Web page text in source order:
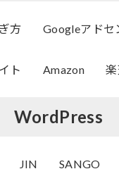
方 Googleアドセ
ト Amazon
WordPress
JIN SANGO